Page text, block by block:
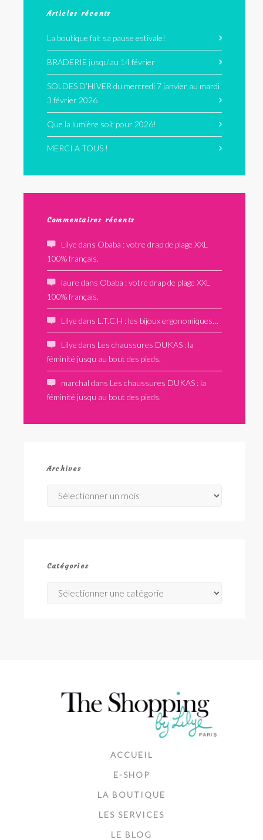
Articles récents
La boutique fait sa pause estivale!
BRADERIE jusqu’au 14 février
SOLDES D’HIVER du mercredi 7 janvier au mardi
3 février 2026
Que la lumière soit pour 2026!
MERCI A TOUS !
Commentaires récents
Lilye dans Obaba : votre drap de plage XXL
100% français.
laure dans Obaba : votre drap de plage XXL
100% français.
Lilye dans L.T.C.H : les bijoux ergonomiques…
Lilye dans Les chaussures DUKAS : la
féminité jusqu au bout des pieds.
marchal dans Les chaussures DUKAS : la
féminité jusqu au bout des pieds.
Archives
Catégories
ACCUEIL
E-SHOP
LA BOUTIQUE
LES SERVICES
LE BLOG